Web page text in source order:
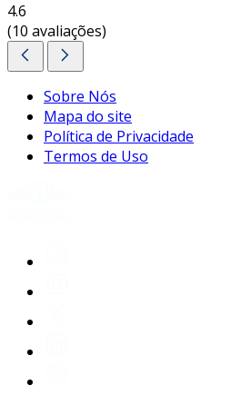
4.6
(10 avaliações)
Sobre Nós
Mapa do site
Política de Privacidade
Termos de Uso